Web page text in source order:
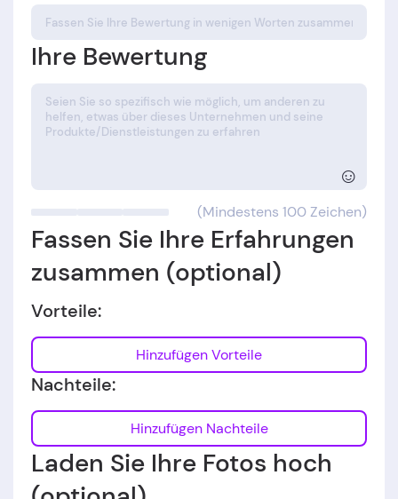
Ihre Bewertung
☺
(Mindestens 100 Zeichen)
Fassen Sie Ihre Erfahrungen
zusammen (optional)
Vorteile:
Hinzufügen Vorteile
Nachteile:
Hinzufügen Nachteile
Laden Sie Ihre Fotos hoch